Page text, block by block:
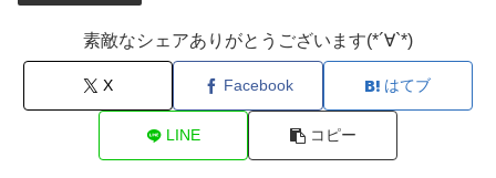
素敵なシェアありがとうございます(*´∀`*)
X Facebook はてブ
LINE コピー